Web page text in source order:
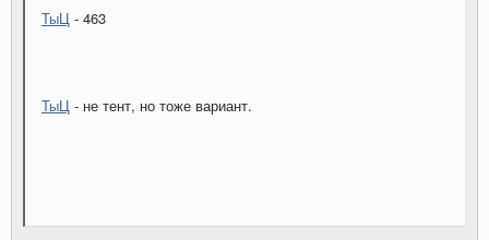
ТыЦ - 463
ТыЦ - не тент, но тоже вариант.